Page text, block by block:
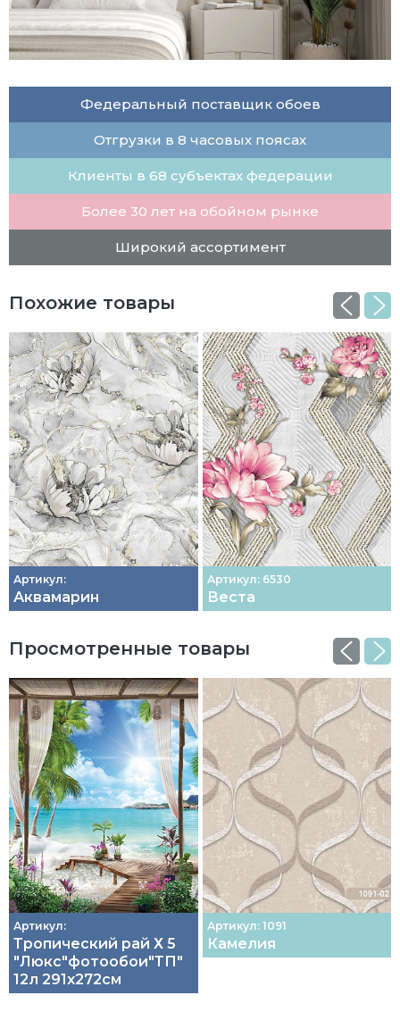
Федеральный поставщик обоев
Отгрузки в 8 часовых поясах
Клиенты в 68 субъектах федерации
Более 30 лет на обойном рынке
Широкий ассортимент
Похожие товары
Артикул:
Аквамарин
Артикул: 6530
Веста
Просмотренные товары
Артикул:
Тропический рай Х 5
"Люкс"фотообои"ТП"
12л 291х272см
Артикул: 1091
Камелия